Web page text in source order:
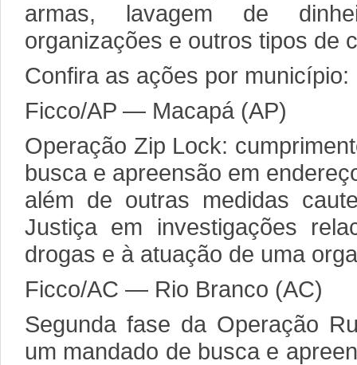
armas, lavagem de
organizações e outros tipos de
Confira as ações por município:
Ficco/AP — Macapá (AP)
Operação Zip Lock:
busca e apreensão em
além de outras medidas
Justiça em investigações
drogas e à atuação de uma
Ficco/AC — Rio Branco (AC)
Segunda fase da Operação
um mandado de busca e